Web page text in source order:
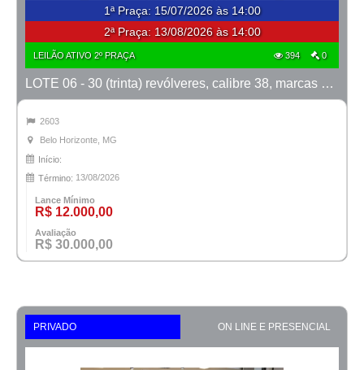
1ª Praça: 15/07/2026 às 14:00
2ª Praça: 13/08/2026 às 14:00
LEILÃO ATIVO 2º PRAÇA 394 0
LOTE 06 - 30 (trinta) revólveres, calibre 38, marcas Taurus e Rossi
2603
Belo Horizonte, MG
Início:
Término: 13/08/2026
Lance Mínimo
R$ 12.000,00
Avaliação
R$ 30.000,00
PRIVADO ON LINE E PRESENCIAL